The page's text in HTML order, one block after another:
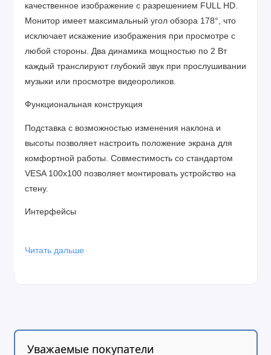
качественное изображение с разрешением FULL HD.
Монитор имеет максимальный угол обзора 178°, что
исключает искажение изображения при просмотре с
любой стороны. Два динамика мощностью по 2 Вт
каждый транслируют глубокий звук при прослушивании
музыки или просмотре видеороликов.
Функциональная конструкция
Подставка с возможностью изменения наклона и
высоты позволяет настроить положение экрана для
комфортной работы. Совместимость со стандартом
VESA 100х100 позволяет монтировать устройство на
стену.
Интерфейсы
DisplayPort и VGA(D-SUB) для сопряжения с
Читать дальше
Уважаемые покупатели